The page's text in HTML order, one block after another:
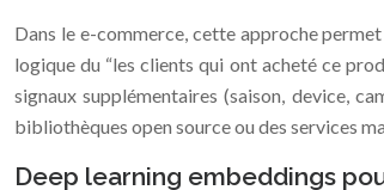
Dans le e-commerce, cette approche
logique du “les clients qui ont acheté ce
signaux supplémentaires (saison, device,
bibliothèques open source ou des services
Deep learning embeddings